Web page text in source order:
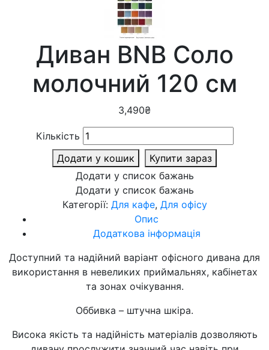
Диван BNB Соло
молочний 120 см
3,490₴
Кількість
Додати у кошик
Купити зараз
Додати у список бажань
Додати у список бажань
Категорії: Для кафе, Для офісу
Опис
Додаткова інформація
Доступний та надійний варіант офісного дивана для
використання в невеликих приймальнях, кабінетах
та зонах очікування.
Оббивка – штучна шкіра.
Висока якість та надійність матеріалів дозволяють